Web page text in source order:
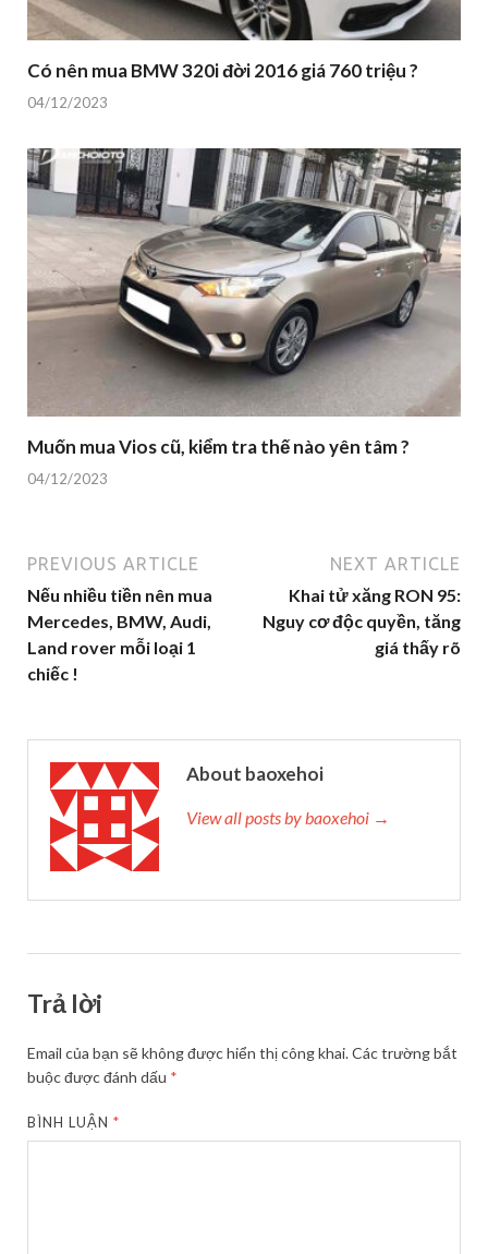
Có nên mua BMW 320i đời 2016 giá 760 triệu ?
04/12/2023
Muốn mua Vios cũ, kiểm tra thế nào yên tâm ?
04/12/2023
PREVIOUS ARTICLE
Nếu nhiều tiền nên mua
Mercedes, BMW, Audi,
Land rover mỗi loại 1
chiếc !
NEXT ARTICLE
Khai tử xăng RON 95:
Nguy cơ độc quyền, tăng
giá thấy rõ
About baoxehoi
View all posts by baoxehoi →
Trả lời
Email của bạn sẽ không được hiển thị công khai.Các trường bắt
buộc được đánh dấu *
BÌNH LUẬN*